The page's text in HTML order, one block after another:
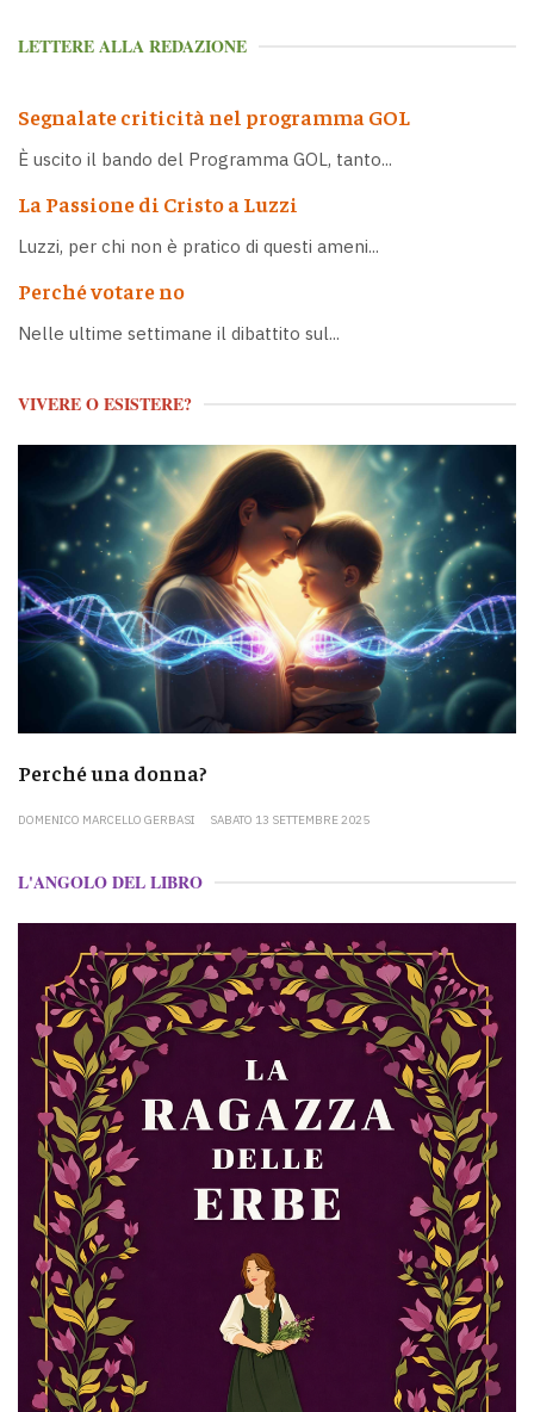
LETTERE ALLA REDAZIONE
Segnalate criticità nel programma GOL
È uscito il bando del Programma GOL, tanto...
La Passione di Cristo a Luzzi
Luzzi, per chi non è pratico di questi ameni...
Perché votare no
Nelle ultime settimane il dibattito sul...
VIVERE O ESISTERE?
Perché una donna?
DOMENICO MARCELLO GERBASI SABATO 13 SETTEMBRE 2025
L'ANGOLO DEL LIBRO